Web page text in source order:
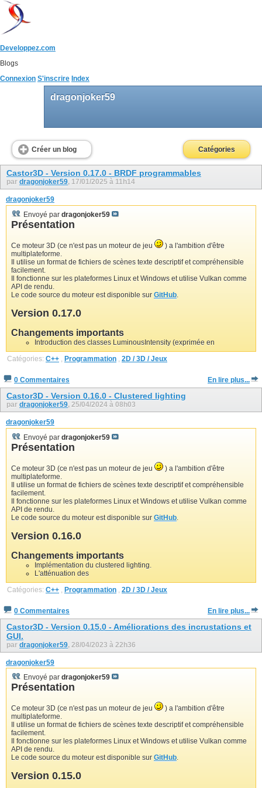
Developpez.com
Blogs
Connexion S'inscrire Index
dragonjoker59
Créer un blog Catégories
Castor3D - Version 0.17.0 - BRDF programmables
par dragonjoker59, 17/01/2025 à 11h14
dragonjoker59
Envoyé par dragonjoker59
Présentation
Ce moteur 3D (ce n'est pas un moteur de jeu
) a l'ambition d'être
multiplateforme.
Il utilise un format de fichiers de scènes texte descriptif et compréhensible
facilement.
Il fonctionne sur les plateformes Linux et Windows et utilise Vulkan comme
API de rendu.
Le code source du moteur est disponible sur GitHub
Version 0.17.0
Changements importants
Introduction des classes LuminousIntensity (exprimée en
Catégories: C++ Programmation 2D / 3D / Jeux
0 Commentaires En lire plus...
Castor3D - Version 0.16.0 - Clustered lighting
par dragonjoker59, 25/04/2024 à 08h03
dragonjoker59
Envoyé par dragonjoker59
Présentation
Ce moteur 3D (ce n'est pas un moteur de jeu
) a l'ambition d'être
multiplateforme.
Il utilise un format de fichiers de scènes texte descriptif et compréhensible
facilement.
Il fonctionne sur les plateformes Linux et Windows et utilise Vulkan comme
API de rendu.
Le code source du moteur est disponible sur GitHub
Version 0.16.0
Changements importants
Implémentation du clustered lighting.
L'atténuation des
Catégories: C++ Programmation 2D / 3D / Jeux
0 Commentaires En lire plus...
Castor3D - Version 0.15.0 - Améliorations des incrustations et
GUI.
par dragonjoker59, 28/04/2023 à 22h36
dragonjoker59
Envoyé par dragonjoker59
Présentation
Ce moteur 3D (ce n'est pas un moteur de jeu
) a l'ambition d'être
multiplateforme.
Il utilise un format de fichiers de scènes texte descriptif et compréhensible
facilement.
Il fonctionne sur les plateformes Linux et Windows et utilise Vulkan comme
API de rendu.
Le code source du moteur est disponible sur GitHub.
Version 0.15.0